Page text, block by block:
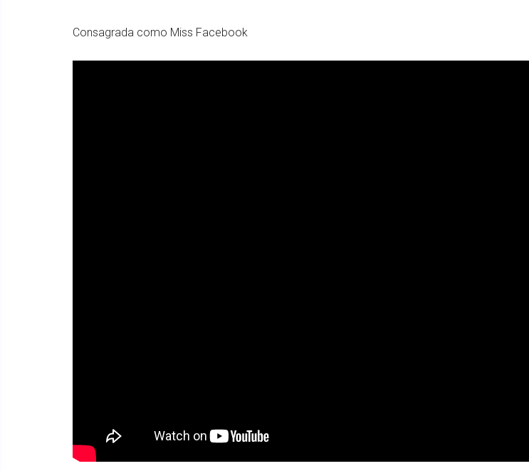
Consagrada como Miss Facebook